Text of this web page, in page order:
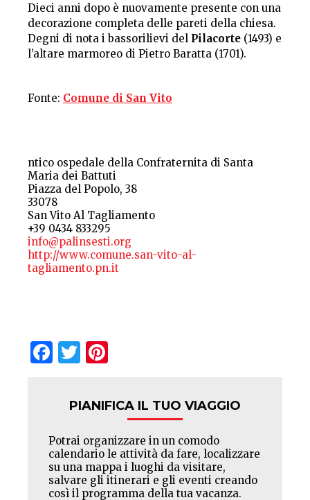
Dieci anni dopo è nuovamente presente con una
decorazione completa delle pareti della chiesa.
Degni di nota i bassorilievi del Pilacorte (1493) e
l’altare marmoreo di Pietro Baratta (1701).
Fonte: Comune di San Vito
ntico ospedale della Confraternita di Santa
Maria dei Battuti
Piazza del Popolo, 38
33078
San Vito Al Tagliamento
+39 0434 833295
info@palinsesti.org
http://www.comune.san-vito-al-
tagliamento.pn.it
Facebook
Twitter
PIANIFICA IL TUO VIAGGIO
Potrai organizzare in un comodo
calendario le attività da fare, localizzare
su una mappa i luoghi da visitare,
salvare gli itinerari e gli eventi creando
così il programma della tua vacanza.